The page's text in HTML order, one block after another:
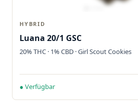
HYBRID
Luana 20/1 GSC
20% THC · 1% CBD · Girl Scout Cookies
● Verfügbar